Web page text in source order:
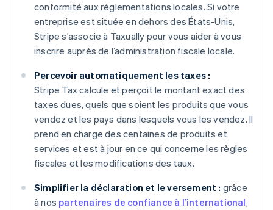
conformité aux réglementations locales. Si votre
entreprise est située en dehors des États-Unis,
Stripe s’associe à Taxually pour vous aider à vous
inscrire auprès de l’administration fiscale locale.
Percevoir automatiquement les taxes :
Stripe Tax calcule et perçoit le montant exact des
taxes dues, quels que soient les produits que vous
vendez et les pays dans lesquels vous les vendez. Il
prend en charge des centaines de produits et
services et est à jour en ce qui concerne les règles
fiscales et les modifications des taux.
Simplifier la déclaration et le versement : grâce
à nos partenaires de confiance à l’international,
Brésil
PortuguêsEnglish
Bulgarie
English
English Français
简体中文 English
Chypre
English
Croatie
English Italiano
English
English